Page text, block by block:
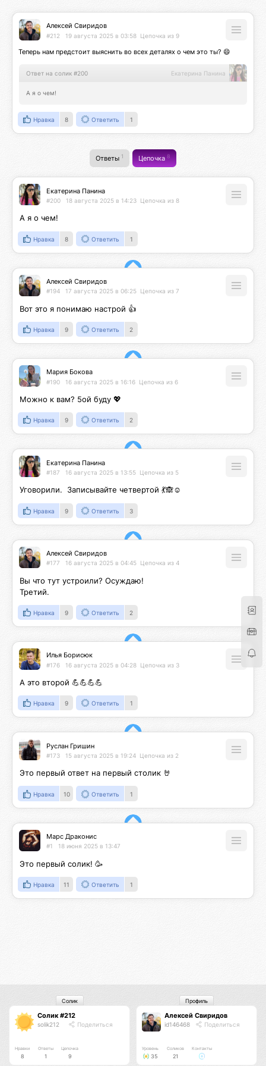
Алексей Свиридов
#212 19 августа 2025 в 03:58 Цепочка из 9
Теперь нам предстоит выяснить во всех деталях о чем это ты? 😄
Ответ на солик #200 Екатерина Панина
А я о чем!
Нравка 8 Ответить 1
Ответы 1 Цепочка8
Екатерина Панина
#200 18 августа 2025 в 14:23 Цепочка из 8
А я о чем!
Нравка 8 Ответить 1
Алексей Свиридов
#194 17 августа 2025 в 06:25 Цепочка из 7
Вот это я понимаю настрой 👍
Нравка 9 Ответить 2
Мария Бокова
#190 16 августа 2025 в 16:16 Цепочка из 6
Можно к вам? 5ой буду 💖
Нравка 9 Ответить 2
Екатерина Панина
#187 16 августа 2025 в 13:55 Цепочка из 5
Уговорили.  Записывайте четвертой 💃🙈☺️
Нравка 9 Ответить 3
Алексей Свиридов
#177 16 августа 2025 в 04:45 Цепочка из 4
Вы что тут устроили? Осуждаю!
Третий.
Нравка 9 Ответить 2
Илья Борисюк
#176 16 августа 2025 в 04:28 Цепочка из 3
А это второй 💪💪💪💪
Нравка 9 Ответить 1
Руслан Гришин
#173 15 августа 2025 в 19:24 Цепочка из 2
Это первый ответ на первый столик 🤘
Нравка 10 Ответить 1
Марс Драконис
#1 18 июня 2025 в 13:47
Это первый солик! 🥳
Нравка 11 Ответить 1
Солик #212
solik212 Поделиться
Нравки
8
Ответы
1
Цепочка
9
Солик
Алексей Свиридов
id146468 Поделиться
Уровень
35
Соликов
21
Контакты
Профиль